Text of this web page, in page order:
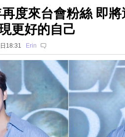
度來台會粉絲 即
更好的自己
18:31 Erin